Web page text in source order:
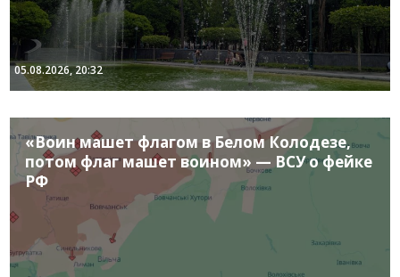
05.08.2026, 20:32
«Воин машет флагом в Белом Колодезе,
потом флаг машет воином» — ВСУ о фейке
РФ